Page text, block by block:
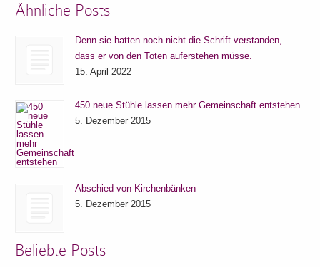
Ähnliche Posts
Denn sie hatten noch nicht die Schrift verstanden,
dass er von den Toten auferstehen müsse.
15. April 2022
450 neue Stühle lassen mehr Gemeinschaft entstehen
5. Dezember 2015
Abschied von Kirchenbänken
5. Dezember 2015
Beliebte Posts